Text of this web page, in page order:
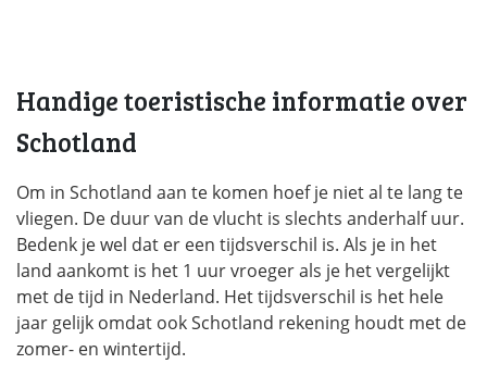
Handige toeristische informatie over
Schotland
Om in Schotland aan te komen hoef je niet al te lang te
vliegen. De duur van de vlucht is slechts anderhalf uur.
Bedenk je wel dat er een tijdsverschil is. Als je in het
land aankomt is het 1 uur vroeger als je het vergelijkt
met de tijd in Nederland. Het tijdsverschil is het hele
jaar gelijk omdat ook Schotland rekening houdt met de
zomer- en wintertijd.